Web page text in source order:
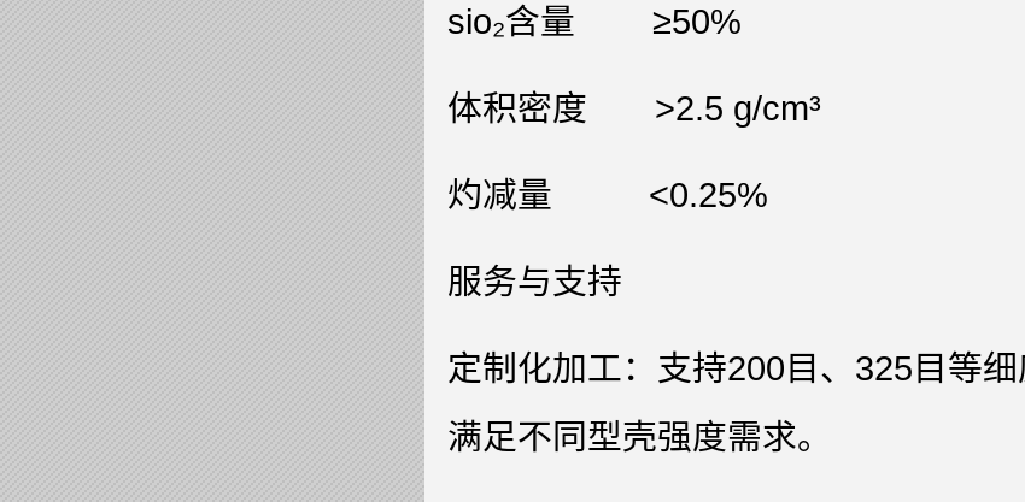
sio₂含量 ≥50%
体积密度 >2.5 g/cm³
灼减量 <0.25%
服务与支持
定制化加工‌：支持200目、325目等细
满足不同型壳强度需求。